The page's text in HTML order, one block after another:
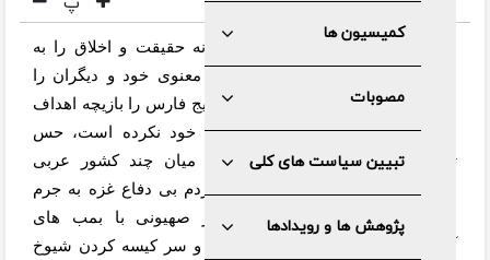
کمیسیون ها
مصوبات
تبیین سیاست های کلی
پژوهش ها و رویدادها
هیچ رئیس جمهوری تابه حال اینگونه حقیقت و
اخلاق را به
معنوی خود و
دیگران را
نادیده نگرفته و اینقدر شیوخ عرب خلیج فارس را بازیچه اهداف
سیاسی و مطامع مادی و اقتصادی خود نکرده است، حس
تبختر
و حضور مغرورانه ترامپ در میان چند
کشور عربی
درحالیکه درهمان روز دهها نفر از مردم بی دفاع غزه به جرم
ایستادگی در مقابل دشمن متجاوز صهیونی با بمب های
خون می غلتیدند و سر کیسه کردن شیوخ